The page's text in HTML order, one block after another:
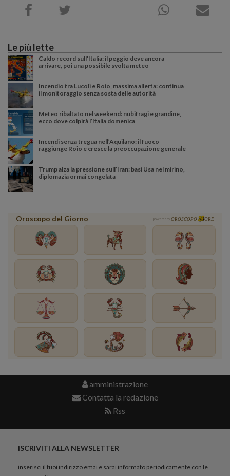
Le più lette
Caldo record sull'Italia: il peggio deve ancora
arrivare, poi una possibile svolta meteo
Incendio tra Lucoli e Roio, massima allerta: continua
il monitoraggio senza sosta delle autorità
Meteo ribaltato nel weekend: nubifragi e grandine,
ecco dove colpirà l’Italia domenica
Incendi senza tregua nell’Aquilano: il fuoco
raggiunge Roio e cresce la preoccupazione generale
Trump alza la pressione sull’Iran: basi Usa nel mirino,
diplomazia ormai congelata
Oroscopo del Giorno powered by OROSCOPO ORE
amministrazione
Contatta la redazione
Rss
ISCRIVITI ALLA NEWSLETTER
inserisci il tuoi indirizzo emai e sarai informato periodicamente con le